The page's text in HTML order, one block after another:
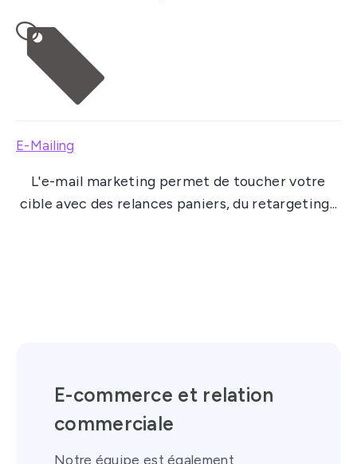
E-Mailing
L'e-mail marketing permet de toucher votre
cible avec des relances paniers, du retargeting...
E-commerce et relation
commerciale
Notre équipe est également